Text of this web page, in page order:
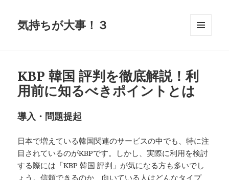
気持ちが大事！３
ット
KBP 韓国 評判を徹底解説！利
用前に知るべきポイントとは
導入・問題提起
日本で増えている韓国関連のサービスの中でも、特に注
目されているのがKBPです。しかし、実際に利用を検討
する際には「KBP 韓国 評判」が気になる方も多いでし
ょう。信頼できるのか、向いている人はどんなタイプ